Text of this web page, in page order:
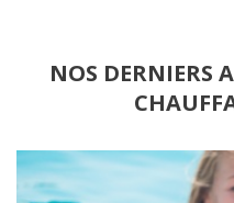
NOS DERNIERS